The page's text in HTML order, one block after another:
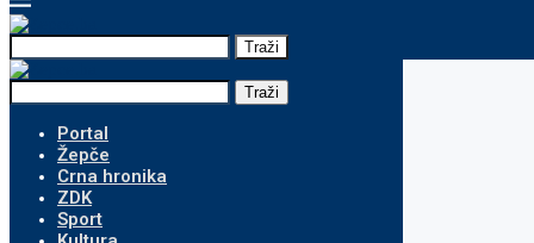
Traži
Traži
Portal
Žepče
Crna hronika
ZDK
Sport